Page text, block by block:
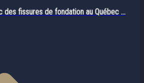
des fissures de fondation au Québec ...